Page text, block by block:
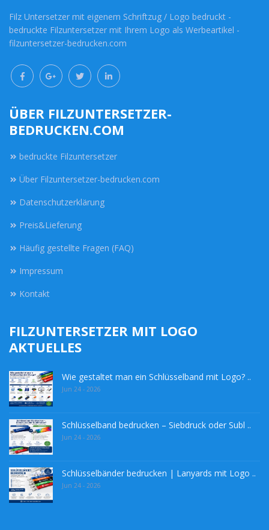
Filz Untersetzer mit eigenem Schriftzug / Logo bedruckt -
bedruckte Filzuntersetzer mit Ihrem Logo als Werbeartikel -
filzuntersetzer-bedrucken.com
ÜBER FILZUNTERSETZER-
BEDRUCKEN.COM
bedruckte Filzuntersetzer
Über Filzuntersetzer-bedrucken.com
Datenschutzerklärung
Preis&Lieferung
Häufig gestellte Fragen (FAQ)
Impressum
Kontakt
FILZUNTERSETZER MIT LOGO
AKTUELLES
Wie gestaltet man ein Schlüsselband mit Logo? ..
Jun 24 - 2026
Schlüsselband bedrucken – Siebdruck oder Subl ..
Jun 24 - 2026
Schlüsselbänder bedrucken | Lanyards mit Logo ..
Jun 24 - 2026